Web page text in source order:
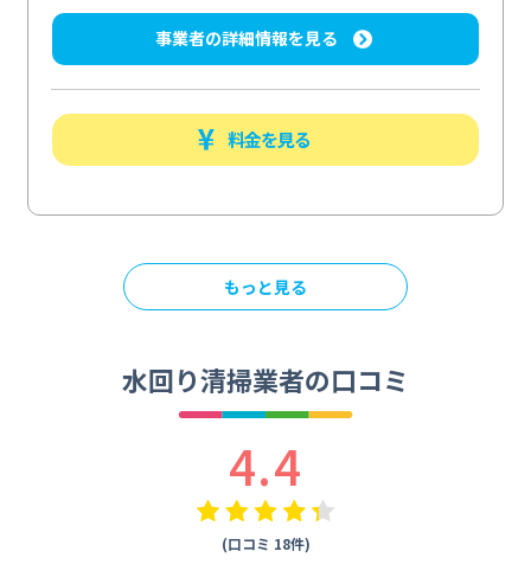
事業者の詳細情報を見る
料金を見る
もっと見る
水回り清掃業者の口コミ
4.4
(口コミ 18件)